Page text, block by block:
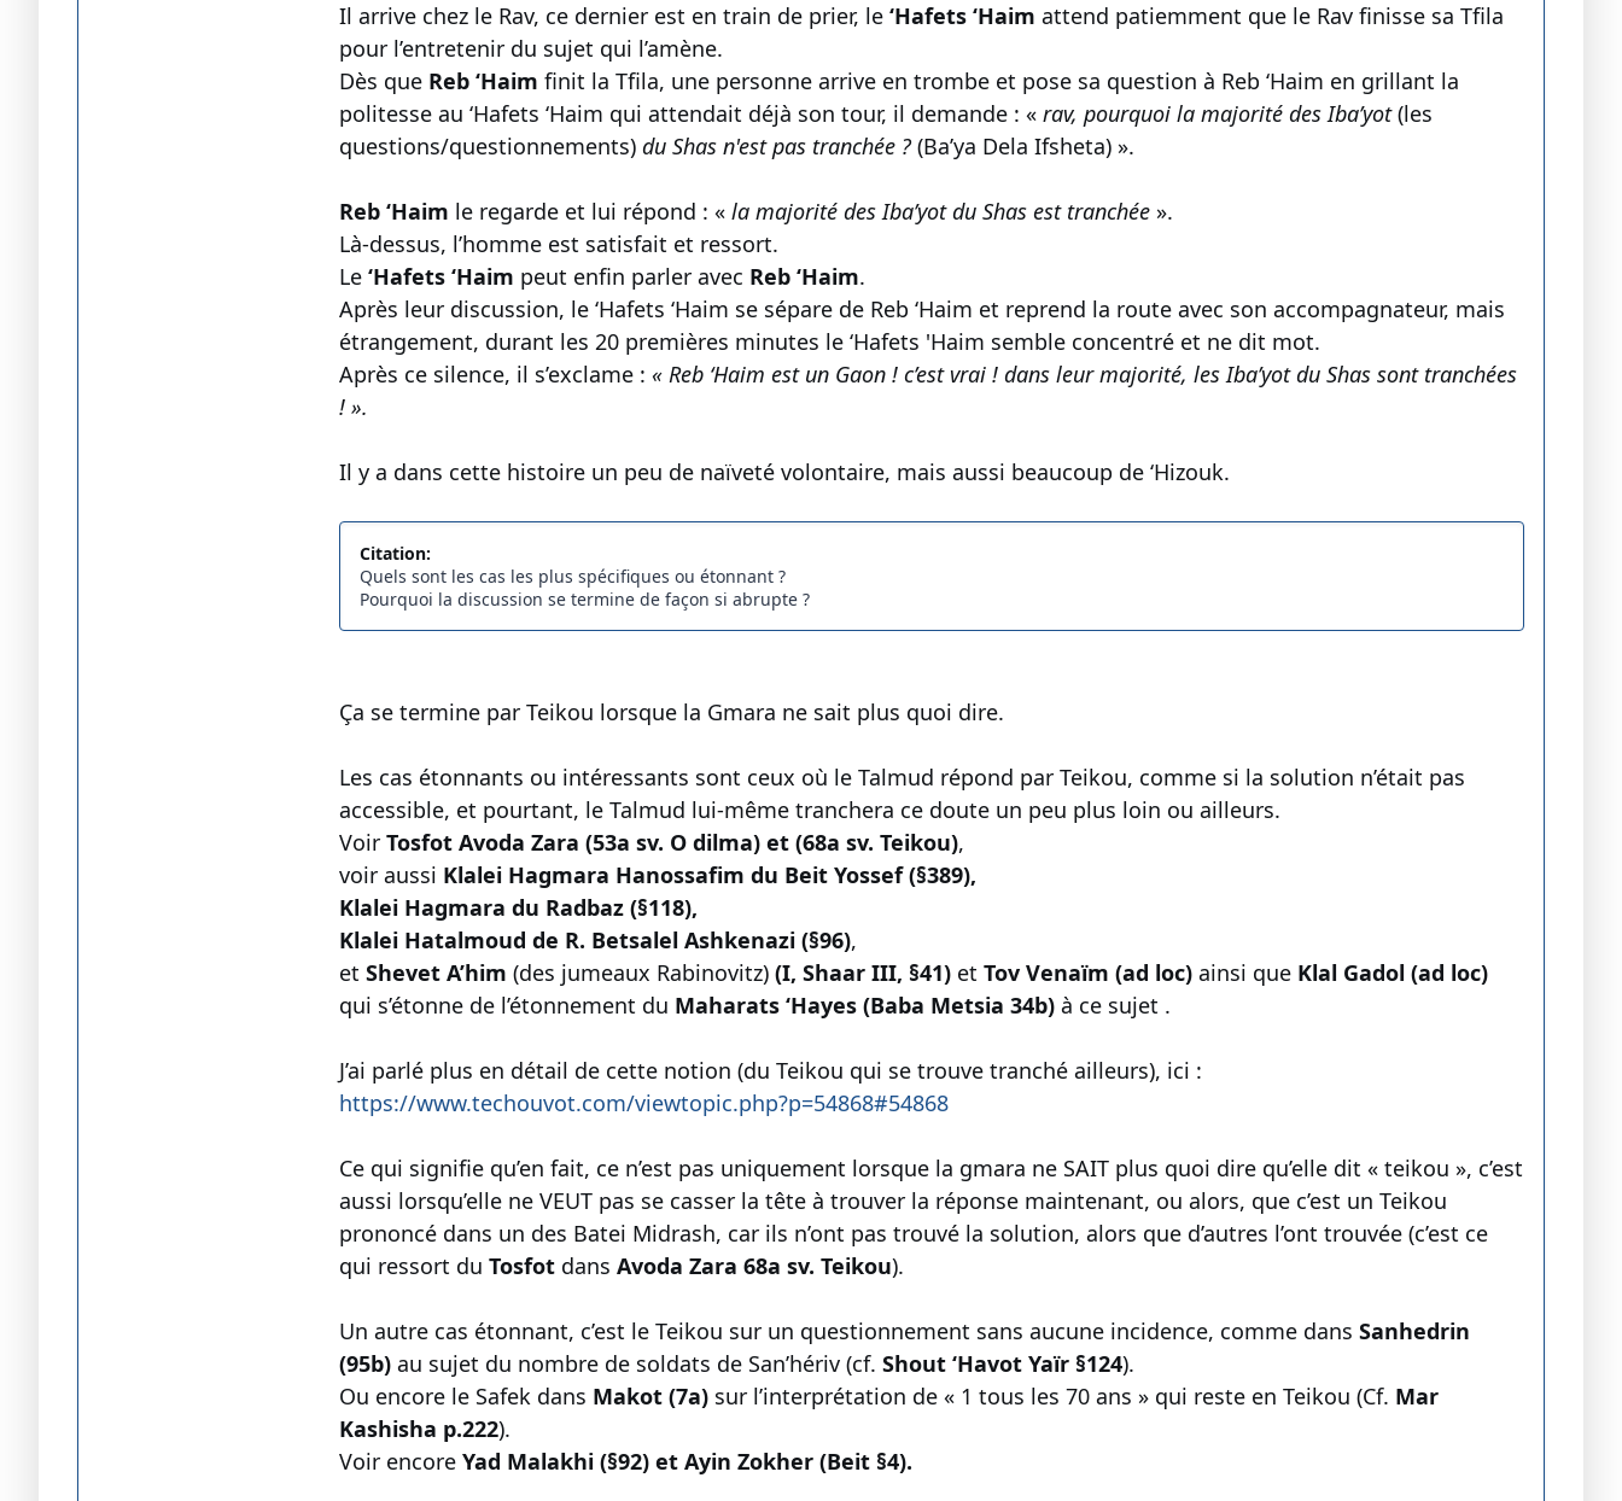
Il arrive chez le Rav, ce dernier est en train de prier, le‘Hafets ‘Haim attend patiemment que le Rav finisse sa Tfila
pour l’entretenir du sujet qui l’amène.
Dès que Reb ‘Haim finit la Tfila, une personne arrive en trombe et pose sa question à Reb ‘Haim en grillant la
politesse au ‘Hafets ‘Haim qui attendait déjà son tour, il demande : « rav, pourquoi la majorité des Iba’yot(les
questions/questionnements) du Shas n'est pas tranchée ?(Ba’ya Dela Ifsheta) ».
Reb ‘Haim le regarde et lui répond : «la majorité des Iba’yot du Shas est tranchée».
Là-dessus, l’homme est satisfait et ressort.
Le ‘Hafets ‘Haim peut enfin parler avec Reb ‘Haim.
Après leur discussion, le ‘Hafets ‘Haim se sépare de Reb ‘Haim et reprend la route avec son accompagnateur, mais
étrangement, durant les 20 premières minutes le ‘Hafets 'Haim semble concentré et ne dit mot.
Après ce silence, il s’exclame : « Reb ‘Haim est un Gaon ! c’est vrai ! dans leur majorité, les Iba’yot du Shas sont tranchées
! ».
Il y a dans cette histoire un peu de naïveté volontaire, mais aussi beaucoup de ‘Hizouk.
Citation:
Quels sont les cas les plus spécifiques ou étonnant ?
Pourquoi la discussion se termine de façon si abrupte ?
Ça se termine par Teikou lorsque la Gmara ne sait plus quoi dire.
Les cas étonnants ou intéressants sont ceux où le Talmud répond par Teikou, comme si la solution n’était pas
accessible, et pourtant, le Talmud lui-même tranchera ce doute un peu plus loin ou ailleurs.
Voir Tosfot Avoda Zara (53a sv. O dilma) et (68a sv. Teikou),
voir aussi Klalei Hagmara Hanossafim du Beit Yossef (§389),
Klalei Hagmara du Radbaz (§118),
Klalei Hatalmoud de R. Betsalel Ashkenazi (§96),
et Shevet A’him (des jumeaux Rabinovitz) (I, Shaar III, §41)et Tov Venaïm (ad loc)ainsi que Klal Gadol (ad loc)
qui s’étonne de l’étonnement du Maharats ‘Hayes (Baba Metsia 34b)à ce sujet .
J’ai parlé plus en détail de cette notion (du Teikou qui se trouve tranché ailleurs), ici :
https://www.techouvot.com/viewtopic.php?p=54868#54868
Ce qui signifie qu’en fait, ce n’est pas uniquement lorsque la gmara ne SAIT plus quoi dire qu’elle dit « teikou », c’est
aussi lorsqu’elle ne VEUT pas se casser la tête à trouver la réponse maintenant, ou alors, que c’est un Teikou
prononcé dans un des Batei Midrash, car ils n’ont pas trouvé la solution, alors que d’autres l’ont trouvée (c’est ce
qui ressort du Tosfot dans Avoda Zara 68a sv. Teikou).
Un autre cas étonnant, c’est le Teikou sur un questionnement sans aucune incidence, comme dans Sanhedrin
(95b) au sujet du nombre de soldats de San’hériv (cf. Shout ‘Havot Yaïr §124).
Ou encore le Safek dans Makot (7a)sur l’interprétation de « 1 tous les 70 ans » qui reste en Teikou (Cf. Mar
Kashisha p.222).
Voir encoreYad Malakhi (§92) et Ayin Zokher (Beit §4).